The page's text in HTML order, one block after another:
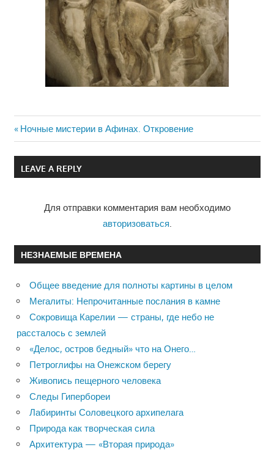
Навигация
по
Previous
Post:
Ночные мистерии в Афинах. Откровение
LEAVE A REPLY
Для отправки комментария вам необходимо
авторизоваться
НЕЗНАЕМЫЕ ВРЕМЕНА
Общее введение для полноты картины в целом
Мегалиты: Непрочитанные послания в камне
Сокровища Карелии — страны, где небо не
рассталось с землей
«Делос, остров бедный» что на Онего…
Петроглифы на Онежском берегу
Живопись пещерного человека
Следы Гипербореи
Лабиринты Соловецкого архипелага
Природа как творческая сила
Архитектура — «Вторая природа»